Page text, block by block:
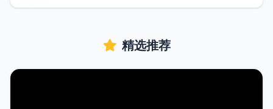
IPV4优先在开始 - 运行 - 输入cmd - 并以管理
精选推荐